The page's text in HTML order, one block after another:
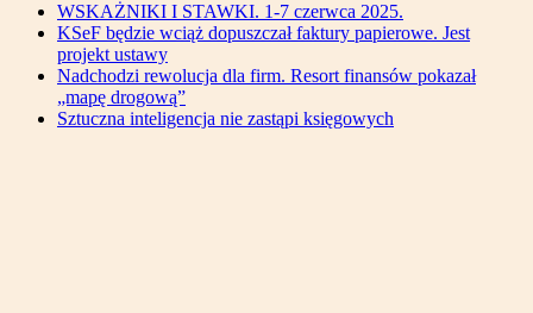
WSKAŻNIKI I STAWKI. 1-7 czerwca 2025.
KSeF będzie wciąż dopuszczał faktury papierowe. Jest
projekt ustawy
Nadchodzi rewolucja dla firm. Resort finansów pokazał
„mapę drogową”
Sztuczna inteligencja nie zastąpi księgowych